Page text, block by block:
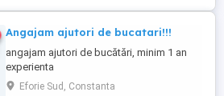
Angajam ajutori de bucatari!!!
angajam ajutori de bucătări, minim 1 an
experienta
Eforie Sud, Constanta